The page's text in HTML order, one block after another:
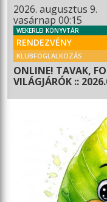
2026. augusztus 9.
vasárnap 00:15
WEKERLEI KÖNYVTÁR
RENDEZVÉNY
KLUBFOGLALKOZÁS
ONLINE! TAVAK,
VILÁGJÁRÓK ::